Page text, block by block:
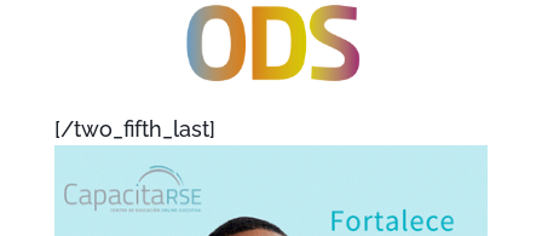
[/two_fifth_last]